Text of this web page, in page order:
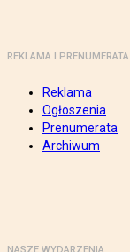
REKLAMA I PRENUMERATA
Reklama
Ogłoszenia
Prenumerata
Archiwum